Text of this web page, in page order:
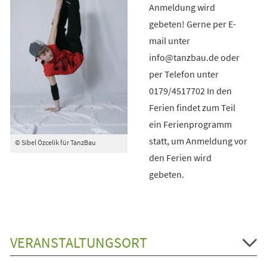
© Sibel Özcelik für TanzBau
Anmeldung wird
gebeten! Gerne per E-
mail unter
info@tanzbau.de oder
per Telefon unter
0179/4517702 In den
Ferien findet zum Teil
ein Ferienprogramm
statt, um Anmeldung vor
den Ferien wird
gebeten.
VERANSTALTUNGSORT